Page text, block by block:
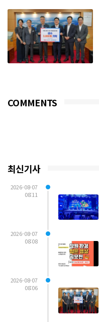
COMMENTS
최신기사
2026-08-07
08:11
2026-08-07
08:08
2026-08-07
08:06